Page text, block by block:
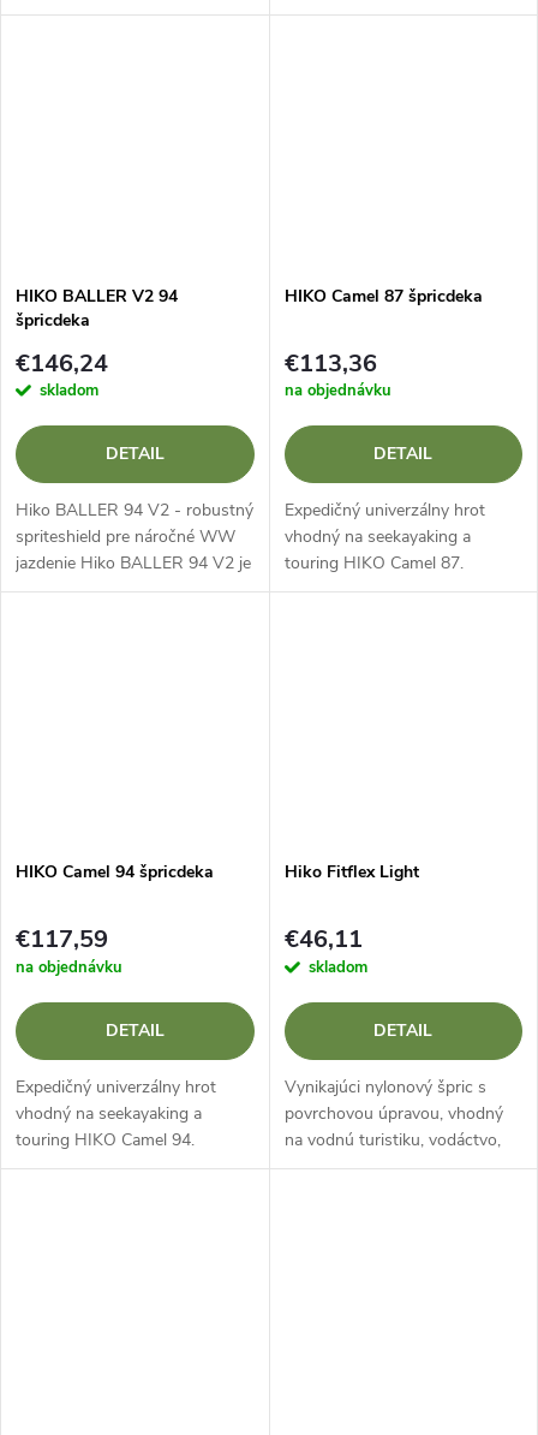
rozmýšľať. Výber modelu
šprintérsky čln určený pre
HIKO BALLER V2 94
špricdeka
€146,24
skladom
DETAIL
Hiko BALLER 94 V2 - robustný
spriteshield pre náročné WW
jazdenie Hiko BALLER 94 V2 je
šprintérsky čln určený pre
HIKO Camel 87 špricdeka
€113,36
na objednávku
DETAIL
Expedičný univerzálny hrot
vhodný na seekayaking a
touring HIKO Camel 87.
HIKO Camel 94 špricdeka
€117,59
na objednávku
DETAIL
Expedičný univerzálny hrot
vhodný na seekayaking a
touring HIKO Camel 94.
Hiko Fitflex Light
€46,11
skladom
DETAIL
Vynikajúci nylonový špric s
povrchovou úpravou, vhodný
na vodnú turistiku, vodáctvo,
základnú kanoistiku.